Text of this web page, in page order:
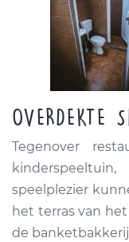
OVERDEKTE
Tegenover
speelplezier
het terras van
de